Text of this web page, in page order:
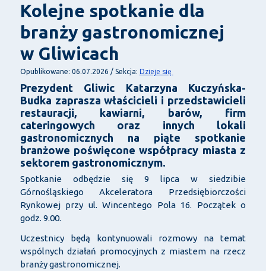
Kolejne spotkanie dla
branży gastronomicznej
w Gliwicach
Opublikowane: 06.07.2026 / Sekcja: Dzieje się
Prezydent Gliwic Katarzyna Kuczyńska-
Budka zaprasza właścicieli i przedstawicieli
restauracji, kawiarni, barów, firm
cateringowych oraz innych lokali
gastronomicznych na piąte spotkanie
branżowe poświęcone współpracy miasta z
sektorem gastronomicznym.
Spotkanie odbędzie się 9 lipca w siedzibie
Górnośląskiego Akceleratora Przedsiębiorczości
Rynkowej przy ul. Wincentego Pola 16. Początek o
godz. 9.00.
Uczestnicy będą kontynuowali rozmowy na temat
wspólnych działań promocyjnych z miastem na rzecz
branży gastronomicznej.